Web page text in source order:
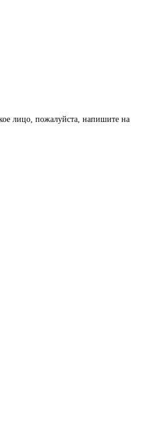
лицо, пожалуйста, напишите на